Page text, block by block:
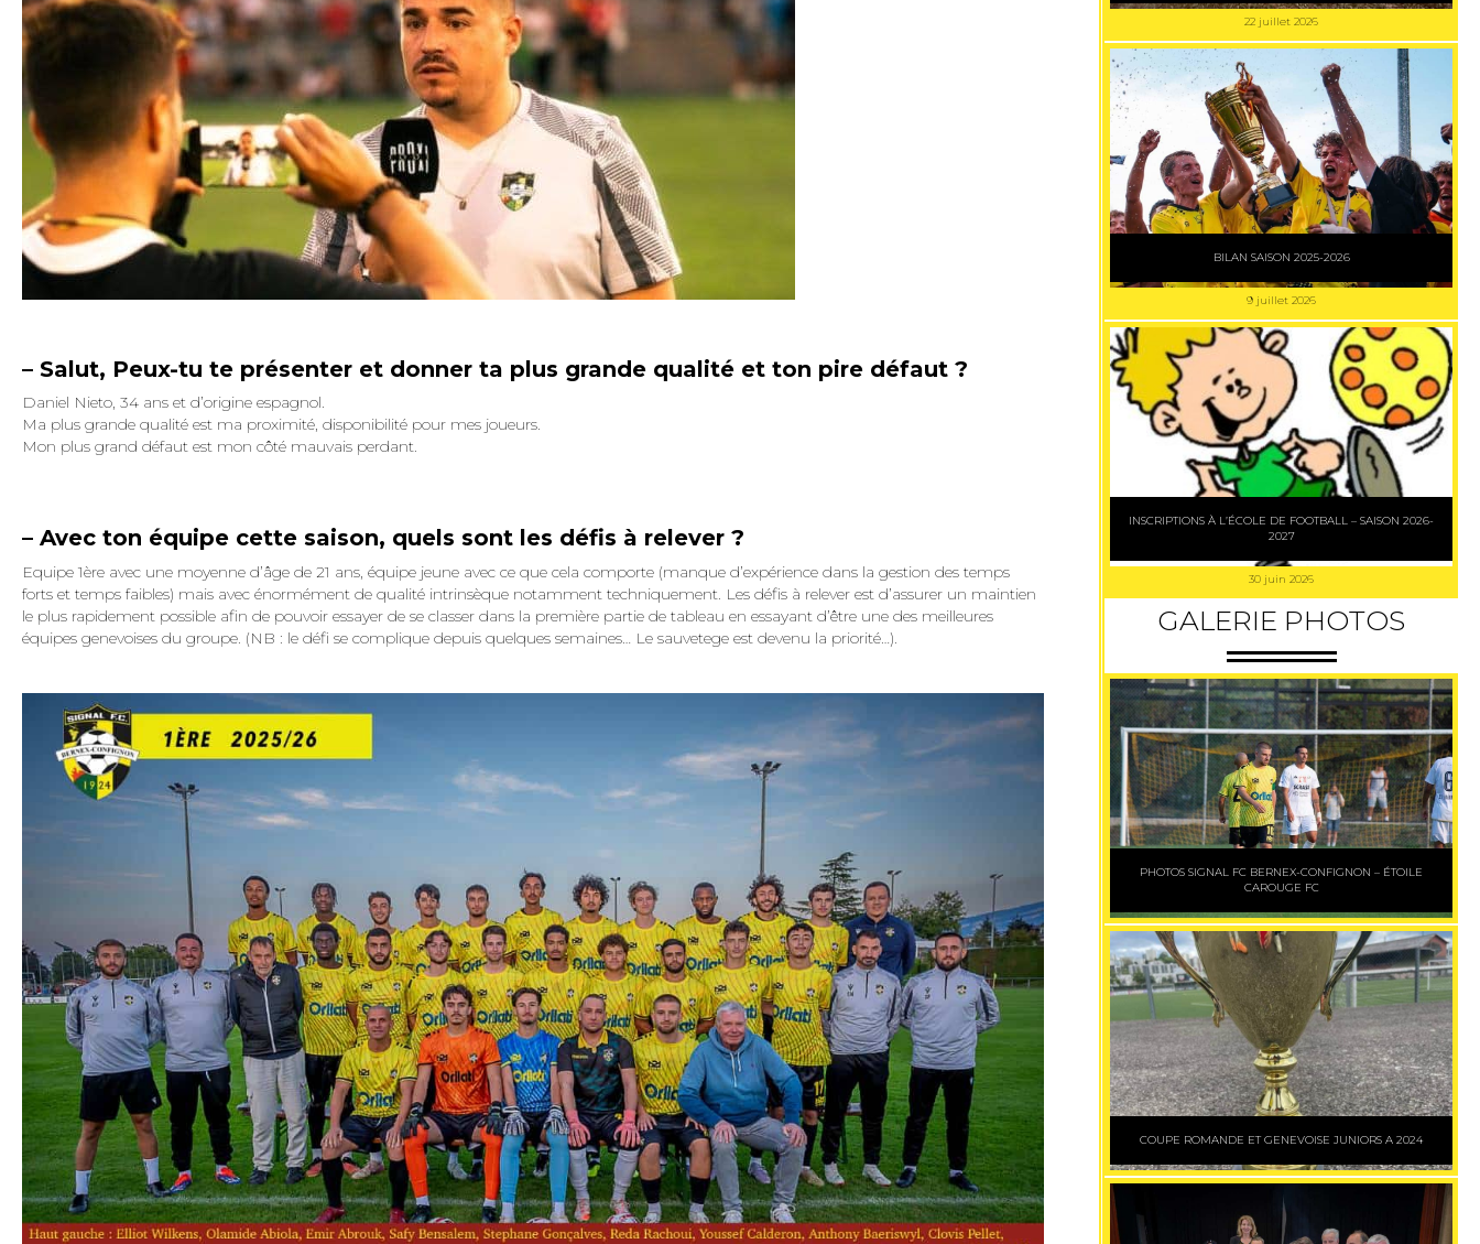
– Salut, Peux-tu te présenter et donner ta plus grande qualité et ton pire défaut ?
Daniel Nieto, 34 ans et d’origine espagnol.
Ma plus grande qualité est ma proximité, disponibilité pour mes joueurs.
Mon plus grand défaut est mon côté mauvais perdant.
– Avec ton équipe cette saison, quels sont les défis à relever ?
Equipe 1ère avec une moyenne d’âge de 21 ans, équipe jeune avec ce que cela comporte (manque d’expérience dans la gestion des temps
forts et temps faibles) mais avec énormément de qualité intrinsèque notamment techniquement. Les défis à relever est d’assurer un maintien
le plus rapidement possible afin de pouvoir essayer de se classer dans la première partie de tableau en essayant d’être une des meilleures
équipes genevoises du groupe. (NB : le défi se complique depuis quelques semaines… Le sauvetege est devenu la priorité…).
22 juillet 2026
BILAN SAISON 2025-2026
9 juillet 2026
INSCRIPTIONS À L’ÉCOLE DE FOOTBALL – SAISON 2026-
2027
30 juin 2026
GALERIE PHOTOS
PHOTOS SIGNAL FC BERNEX-CONFIGNON – ÉTOILE
CAROUGE FC
COUPE ROMANDE ET GENEVOISE JUNIORS A 2024